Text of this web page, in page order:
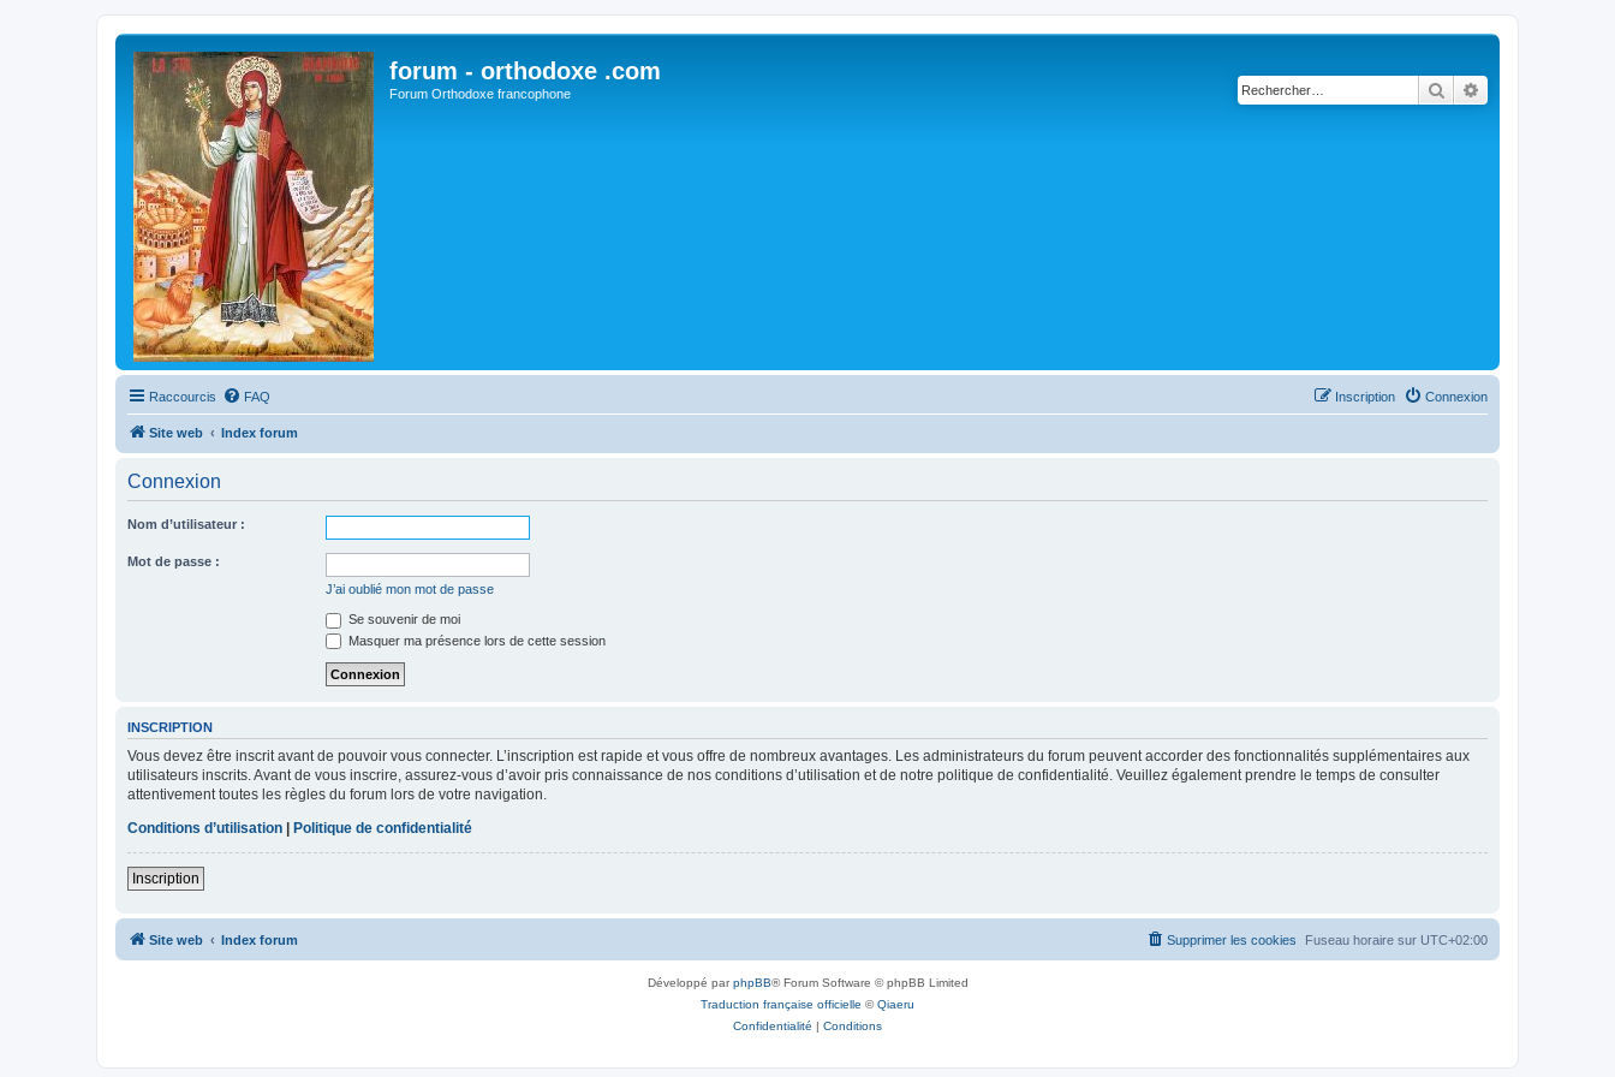
forum - orthodoxe .com
Forum Orthodoxe francophone Rechercher
Raccourcis FAQ Connexion
Inscription
Site web Index forum
Connexion
Nom d’utilisateur :
Mot de passe :
J’ai oublié mon mot de passe
Se souvenir de moi
Masquer ma présence lors de cette session
INSCRIPTION
Vous devez être inscrit avant de pouvoir vous connecter. L’inscription est rapide et vous offre de nombreux avantages. Les administrateurs du forum peuvent accorder des fonctionnalités supplémentaires aux
utilisateurs inscrits. Avant de vous inscrire, assurez-vous d’avoir pris connaissance de nos conditions d’utilisation et de notre politique de confidentialité. Veuillez également prendre le temps de consulter
attentivement toutes les règles du forum lors de votre navigation.
Conditions d’utilisation | Politique de confidentialité
Inscription
Site web Index forum Fuseau horaire sur UTC+02:00
Supprimer les cookies
Développé parphpBB® Forum Software © phpBB Limited
Traduction française officielle ©Qiaeru
Confidentialité | Conditions